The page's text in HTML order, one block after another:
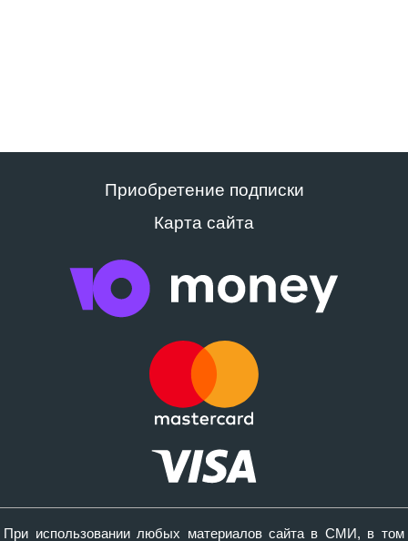
Приобретение подписки
Карта сайта
При использовании любых материалов сайта в СМИ, в том